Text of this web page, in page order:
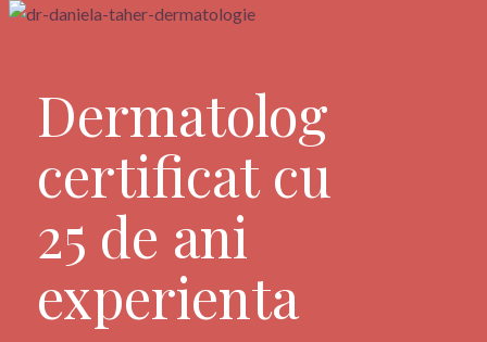
Dermatolog
certificat cu
25 de ani
experienta